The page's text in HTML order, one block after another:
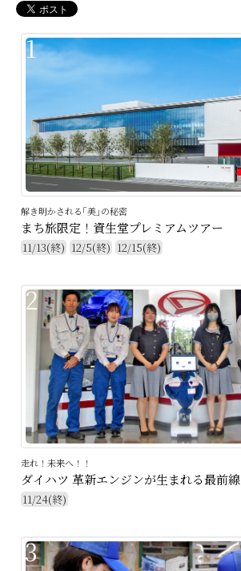
1
解き明かされる｢美｣の秘密
まち旅限定！資生堂プレミアムツアー
11/13(終) 12/5(終) 12/15(終)
2
走れ！未来へ！！
ダイハツ 革新エンジンが生まれる最前線
11/24(終)
3